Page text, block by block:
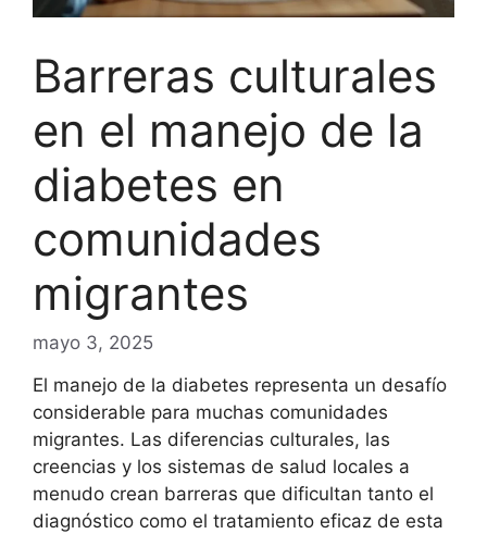
Barreras culturales
en el manejo de la
diabetes en
comunidades
migrantes
mayo 3, 2025
El manejo de la diabetes representa un desafío
considerable para muchas comunidades
migrantes. Las diferencias culturales, las
creencias y los sistemas de salud locales a
menudo crean barreras que dificultan tanto el
diagnóstico como el tratamiento eficaz de esta